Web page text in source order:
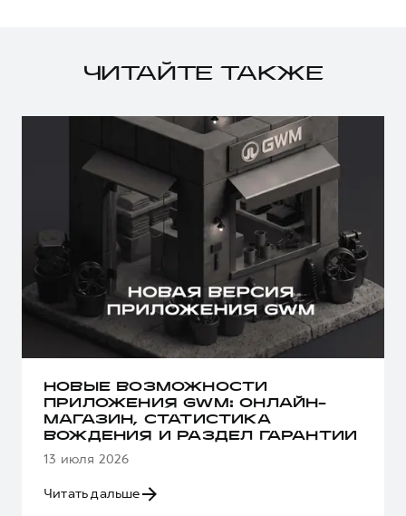
ЧИТАЙТЕ ТАКЖЕ
НОВЫЕ ВОЗМОЖНОСТИ
ПРИЛОЖЕНИЯ GWM: ОНЛАЙН-
МАГАЗИН, СТАТИСТИКА
ВОЖДЕНИЯ И РАЗДЕЛ ГАРАНТИИ
13 июля 2026
Читать дальше